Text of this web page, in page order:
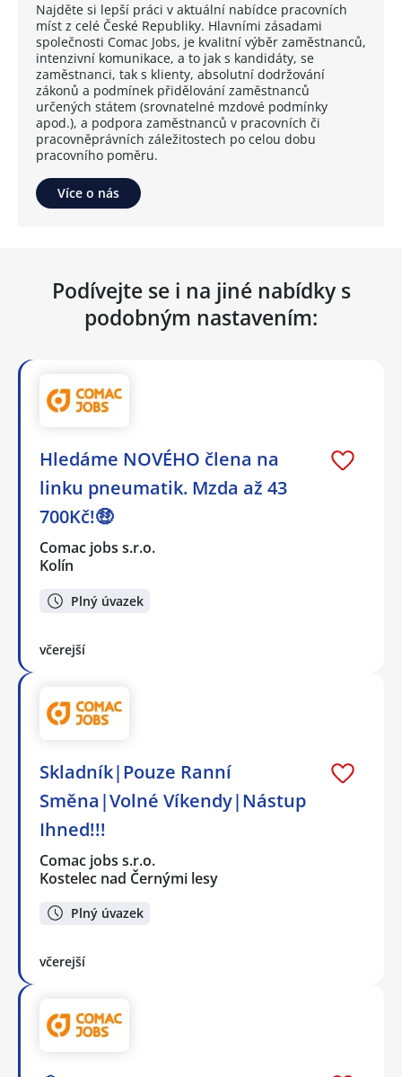
Najděte si lepší práci v aktuální nabídce pracovních
míst z celé České Republiky. Hlavními zásadami
společnosti Comac Jobs, je kvalitní výběr zaměstnanců,
intenzivní komunikace, a to jak s kandidáty, se
zaměstnanci, tak s klienty, absolutní dodržování
zákonů a podmínek přidělování zaměstnanců
určených státem (srovnatelné mzdové podmínky
apod.), a podpora zaměstnanců v pracovních či
pracovněprávních záležitostech po celou dobu
pracovního poměru.
Více o nás
Podívejte se i na jiné nabídky s
podobným nastavením:
Hledáme NOVÉHO člena na
linku pneumatik. Mzda až 43
700Kč!🤑
Comac jobs s.r.o.
Kolín
Plný úvazek
včerejší
Skladník|Pouze Ranní
Směna|Volné Víkendy|Nástup
Ihned!!!
Comac jobs s.r.o.
Kostelec nad Černými lesy
Plný úvazek
včerejší